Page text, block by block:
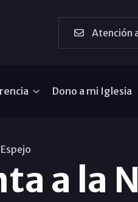
Atención
Dono a mi Iglesia
Espejo
a la